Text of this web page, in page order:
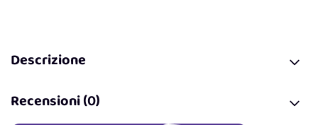
Descrizione
Recensioni (0)